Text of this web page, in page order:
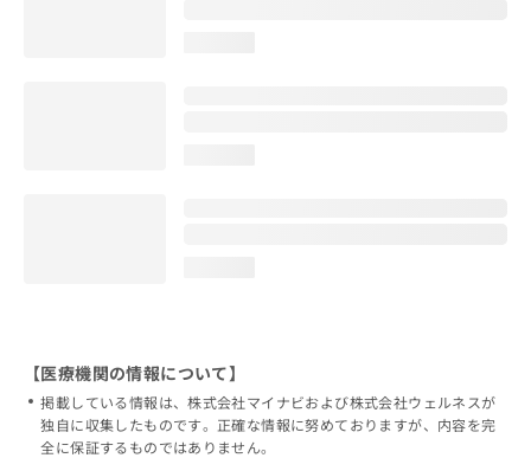
【医療機関の情報について】
掲載している情報は、株式会社マイナビおよび株式会社ウェルネスが
独自に収集したものです。正確な情報に努めておりますが、内容を完
全に保証するものではありません。